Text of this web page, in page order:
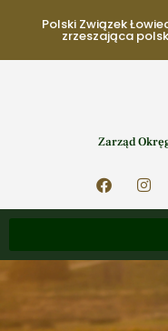
Polski Związek
zrzeszająca
Zarząd